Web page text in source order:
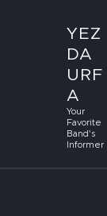
YEZ
DA
URF
A
Your
Favorite
Band's
Informer